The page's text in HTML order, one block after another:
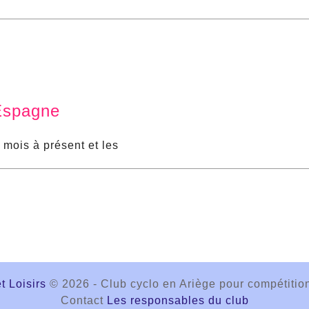
à présent et les
Loisirs © 2026 - Club cyclo en Ariège pour
Contact Les responsables du club